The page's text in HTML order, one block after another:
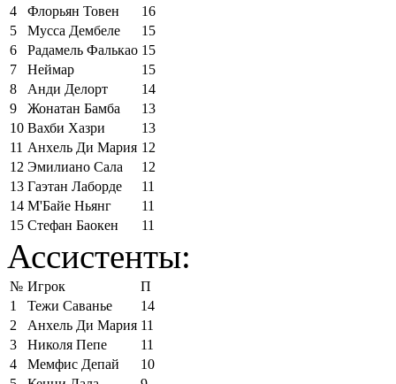
4
Флорьян Товен
16
5
Мусса Дембеле
15
6
Радамель Фалькао 15
7
Неймар
15
8
Анди Делорт
14
9
Жонатан Бамба
13
10 Вахби Хазри
13
11 Анхель Ди Мария 12
12 Эмилиано Сала
12
13 Гаэтан Лаборде
11
14 М'Байе Ньянг
11
15 Стефан Баокен 11
Ассистенты:
№ Игрок
П
1
Тежи Саванье
14
2
Анхель Ди Мария 11
3
Николя Пепе
11
4
Мемфис Депай
10